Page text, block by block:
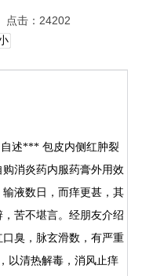
点击：24202
自述*** 包皮内侧红肿裂
消炎药内服药膏外用效
液数日，而痒更甚，其
苦不堪言。经朋友介绍
臭，脉玄滑数，有严重
以清热解毒，消风止痒